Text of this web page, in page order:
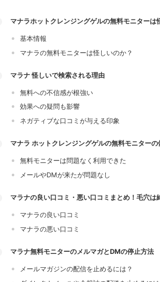
マナラホットクレンジングゲルの無料モニターは
基本情報
マナラの無料モニターは怪しいのか？
マラナ 怪しいで検索される理由
無料への不信感が根強い
効果への疑問も影響
ネガティブな口コミが与える印象
マナラ ホットクレンジングゲルの無料モニターの
無料モニターは問題なく利用できた
メールやDMが来たが問題なし
マラナの良い口コミ・悪い口コミまとめ！毛穴は
マナラの良い口コミ
マナラの悪い口コミ
マラナ無料モニターのメルマガとDMの停止方法
メールマガジンの配信を止めるには？